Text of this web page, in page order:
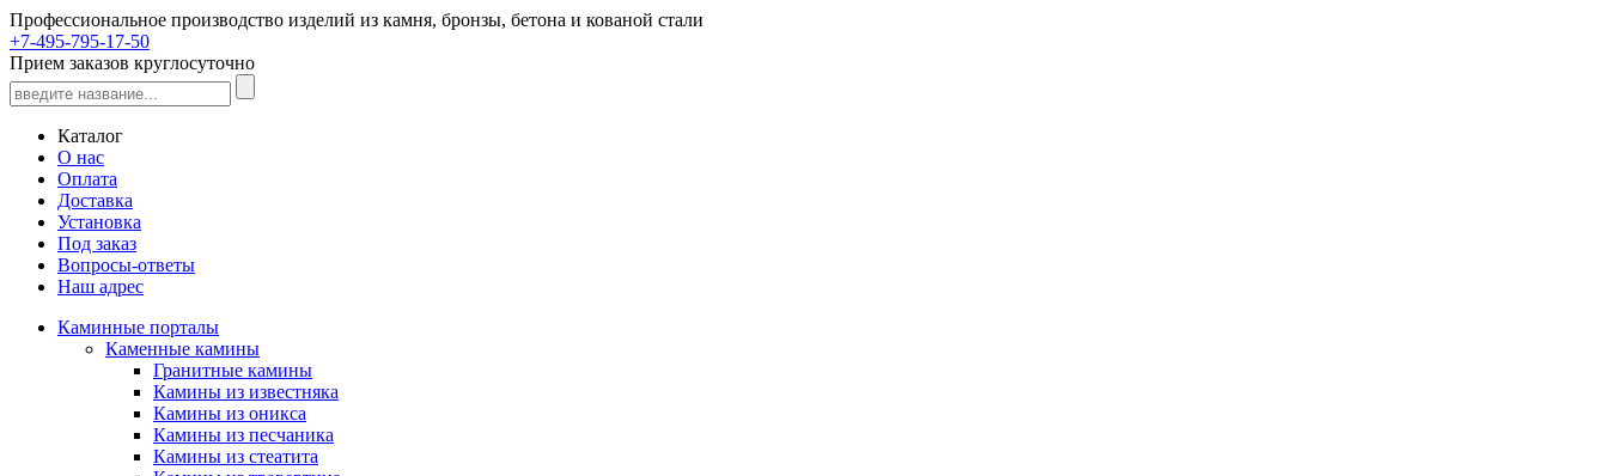
Профессиональное производство изделий из камня, бронзы, бетона и кованой стали
+7-495-795-17-50
Прием заказов круглосуточно
Каталог
О нас
Оплата
Доставка
Установка
Под заказ
Вопросы-ответы
Наш адрес
Каминные порталы
Каменные камины
Гранитные камины
Камины из известняка
Камины из оникса
Камины из песчаника
Камины из стеатита